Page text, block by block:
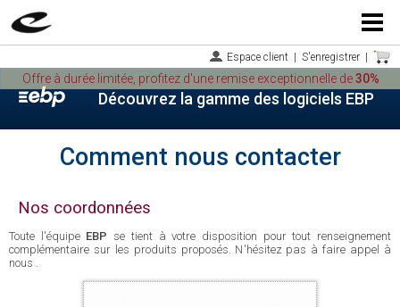
Menu
Espace client S'enregistrer
Découvrez la gamme des logiciels EBP
Offre à durée limitée, profitez d'une remise exceptionnelle de30%
Comment nous contacter
Nos coordonnées
Toute l'équipe EBP se tient à votre disposition pour tout renseignement
complémentaire sur les produits proposés. N'hésitez pas à faire appel à
nous .